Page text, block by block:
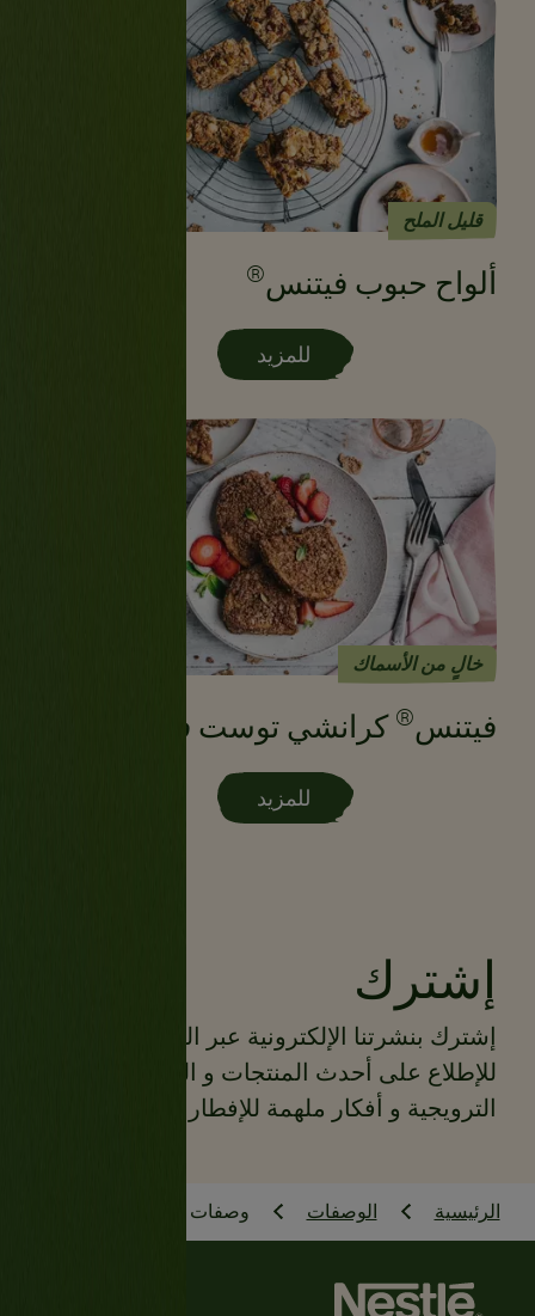
قليل الملح
ألواح حبوب فيتنس®
للمزيد
خالٍ من الأسماك
فيتنس® كرانشي توست فرنسي
للمزيد
إشترك
إشترك بنشرتنا الإلكترونية عبر البريد الإلكتروني
للإطلاع على أحدث المنتجات و العروضات
الترويجية و أفكار ملهمة للإفطار و المزيد
الرئيسية الوصفات وصفات عالماشي